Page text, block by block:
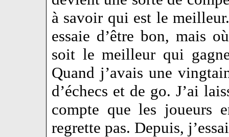
à savoir qui est le
essaie d’être bon, mais
soit le meilleur qui
Quand j’avais une
d’échecs et de go. J’ai
compte que les joueurs
regrette pas. Depuis,